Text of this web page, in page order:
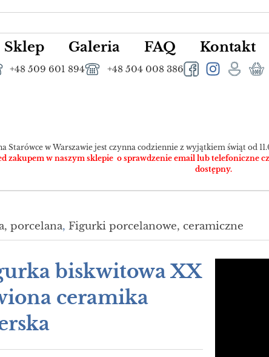
Sklep Galeria FAQ Kontakt
+48 509 601 894 +48 504 008 386
Starówce w Warszawie jest czynna codziennie z wyjątkiem świąt od
zakupem w naszym sklepie o sprawdzenie email lub telefoniczne
dostępny.
porcelana, Figurki porcelanowe, ceramiczne
biskwitowa XX
ceramika